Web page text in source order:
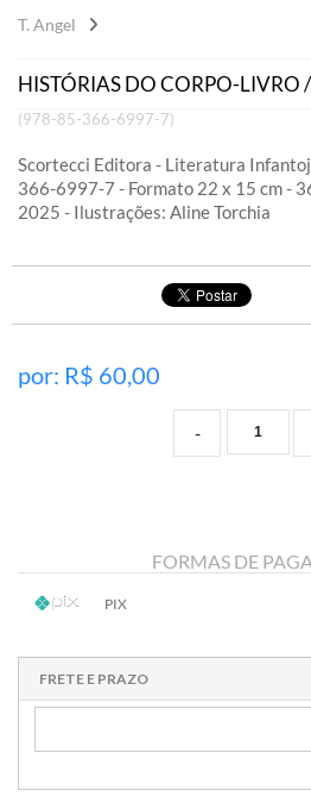
T. Angel
HISTÓRIAS DO CORPO-LIVRO
(978-85-366-6997-7)
Scortecci Editora - Literatura
366-6997-7 - Formato 22 x 15 cm -
2025 - Ilustrações: Aline Torchia
por: R$ 60,00
-
FORMAS DE
PIX
..
FRETE E PRAZO